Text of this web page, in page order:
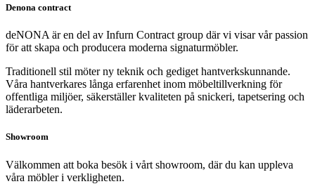
Denona contract
deNONA är en del av Infurn Contract group där vi visar vår passion
för att skapa och producera moderna signaturmöbler.
Traditionell stil möter ny teknik och gediget hantverkskunnande.
Våra hantverkares långa erfarenhet inom möbeltillverkning för
offentliga miljöer, säkerställer kvaliteten på snickeri, tapetsering och
läderarbeten.
Showroom
Välkommen att boka besök i vårt showroom, där du kan uppleva
våra möbler i verkligheten.